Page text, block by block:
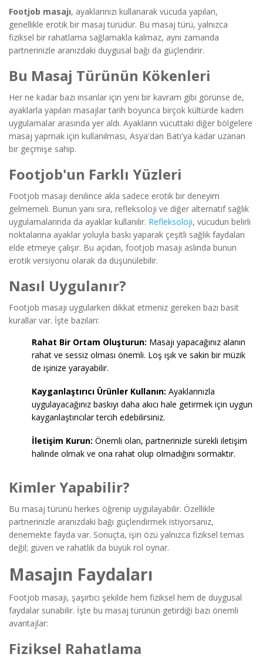
Footjob masajı, ayaklarınızı kullanarak vücuda yapılan,
genellikle erotik bir masaj türüdür. Bu masaj türü, yalnızca
fiziksel bir rahatlama sağlamakla kalmaz, aynı zamanda
partnerinizle aranızdaki duygusal bağı da güçlendirir.
Bu Masaj Türünün Kökenleri
Her ne kadar bazı insanlar için yeni bir kavram gibi görünse de,
ayaklarla yapılan masajlar tarih boyunca birçok kültürde kadim
uygulamalar arasında yer aldı. Ayakların vücuttaki diğer bölgelere
masaj yapmak için kullanılması, Asya'dan Batı'ya kadar uzanan
bir geçmişe sahip.
Footjob'un Farklı Yüzleri
Footjob masajı denilince akla sadece erotik bir deneyim
gelmemeli. Bunun yanı sıra, refleksoloji ve diğer alternatif sağlık
uygulamalarında da ayaklar kullanılır. Refleksoloji, vücudun belirli
noktalarına ayaklar yoluyla baskı yaparak çeşitli sağlık faydaları
elde etmeye çalışır. Bu açıdan, footjob masajı aslında bunun
erotik versiyonu olarak da düşünülebilir.
Nasıl Uygulanır?
Footjob masajı uygularken dikkat etmeniz gereken bazı basit
kurallar var. İşte bazıları:
Rahat Bir Ortam Oluşturun: Masajı yapacağınız alanın
rahat ve sessiz olması önemli. Loş ışık ve sakin bir müzik
de işinize yarayabilir.
Kayganlaştırıcı Ürünler Kullanın: Ayaklarınızla
uygulayacağınız baskıyı daha akıcı hale getirmek için uygun
kayganlaştırıcılar tercih edebilirsiniz.
İletişim Kurun: Önemli olan, partnerinizle sürekli iletişim
halinde olmak ve ona rahat olup olmadığını sormaktır.
Kimler Yapabilir?
Bu masaj türünü herkes öğrenip uygulayabilir. Özellikle
partnerinizle aranızdaki bağı güçlendirmek istiyorsanız,
denemekte fayda var. Sonuçta, işin özü yalnızca fiziksel temas
değil; güven ve rahatlık da büyük rol oynar.
Masajın Faydaları
Footjob masajı, şaşırtıcı şekilde hem fiziksel hem de duygusal
faydalar sunabilir. İşte bu masaj türünün getirdiği bazı önemli
avantajlar:
Fiziksel Rahatlama